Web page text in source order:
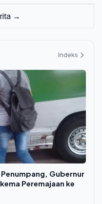
→
Indeks
Gubernur
Peremajaan ke